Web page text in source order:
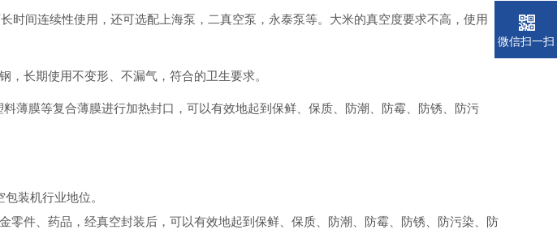
间连续性使用，还可选配上海泵，二真空泵，永泰泵等。大米的真空度要求不高，使用
长期使用不变形、不漏气，符合的卫生要求。
薄膜等复合薄膜进行加热封口，可以有效地起到保鲜、保质、防潮、防霉、防锈、防污
装机行业地位。
件、药品，经真空封装后，可以有效地起到保鲜、保质、防潮、防霉、防锈、防污染、防
微信扫一扫